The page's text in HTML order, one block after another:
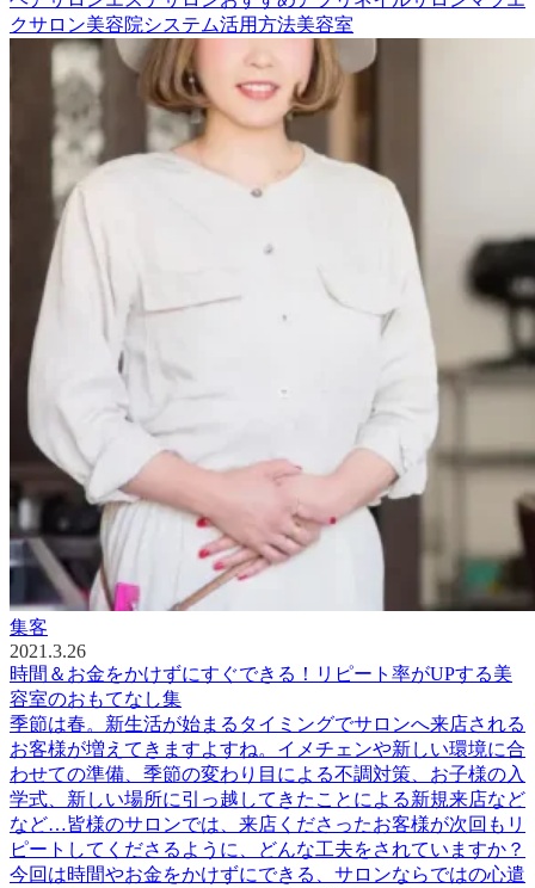
クサロン美容院システム活用方法美容室
集客
2021.3.26
時間＆お金をかけずにすぐできる！リピート率がUPする美
容室のおもてなし集
季節は春。新生活が始まるタイミングでサロンへ来店される
お客様が増えてきますよすね。イメチェンや新しい環境に合
わせての準備、季節の変わり目による不調対策、お子様の入
学式、新しい場所に引っ越してきたことによる新規来店など
など…皆様のサロンでは、来店くださったお客様が次回もリ
ピートしてくださるように、どんな工夫をされていますか？
今回は時間やお金をかけずにできる、サロンならではの心遣